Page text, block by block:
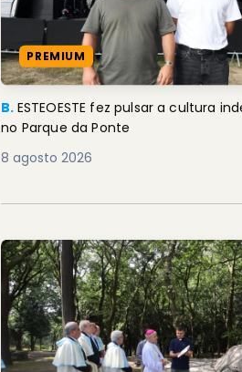
PREMIUM
B. ESTEOESTE fez pulsar a cultura
no Parque da Ponte
8 agosto 2026